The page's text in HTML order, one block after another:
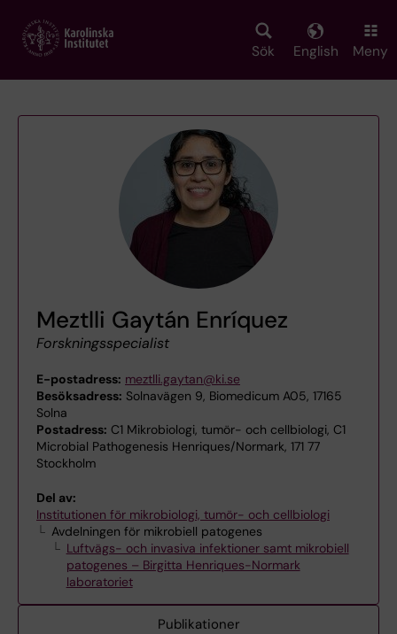
main
Sök English Meny
Meztlli Gaytán Enríquez
Forskningsspecialist
E-postadress: meztlli.gaytan@ki.se
Besöksadress: Solnavägen 9, Biomedicum A05, 17165
Solna
Postadress: C1 Mikrobiologi, tumör- och cellbiologi, C1
Microbial Pathogenesis Henriques/Normark, 171 77
Stockholm
Del av:
Institutionen för mikrobiologi, tumör- och cellbiologi
Avdelningen för mikrobiell patogenes
Luftvägs- och invasiva infektioner samt mikrobiell
patogenes – Birgitta Henriques-Normark
laboratoriet
Publikationer